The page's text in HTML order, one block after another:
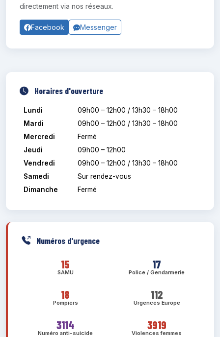
directement via nos réseaux.
Facebook Messenger
Horaires d'ouverture
Lundi
09h00 – 12h00 / 13h30 – 18h00
Mardi
09h00 – 12h00 / 13h30 – 18h00
Mercredi
Fermé
Jeudi
09h00 – 12h00
Vendredi
09h00 – 12h00 / 13h30 – 18h00
Samedi
Sur rendez-vous
Dimanche
Fermé
Numéros d'urgence
15
SAMU
17
Police / Gendarmerie
18
Pompiers
112
Urgences Europe
3114
Numéro anti-suicide
3919
Violences femmes